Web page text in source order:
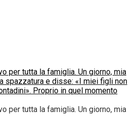
per tutta la famiglia. Un giorno, mia
spazzatura e disse: «I miei figli non
Proprio in quel momento
per tutta la famiglia. Un giorno, mia